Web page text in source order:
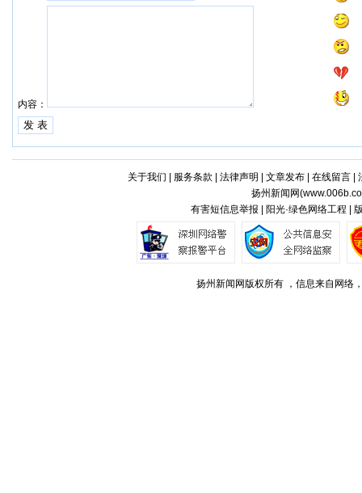
内容：
关于我们 服务条款 法律声明 文章发布| 在线留言|
扬州新闻网(
有害短信息举报 | 阳光·绿色网络工程 |
扬州新闻网版权所有 ，信息来自网络